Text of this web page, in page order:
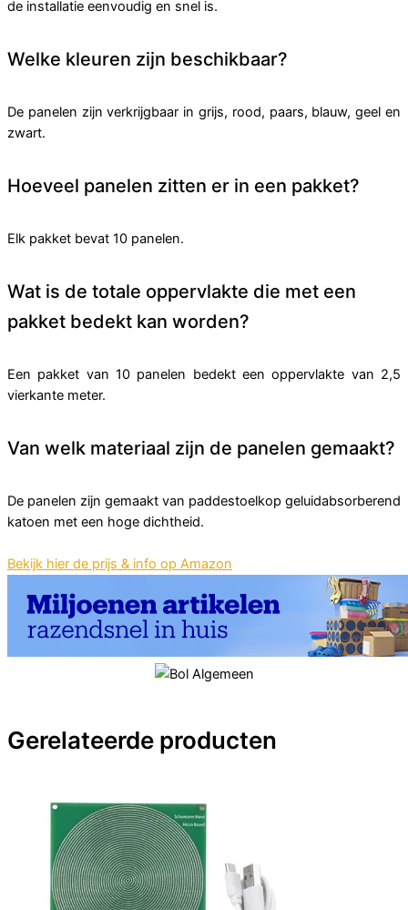
de installatie eenvoudig en snel is.
Welke kleuren zijn beschikbaar?
De panelen zijn verkrijgbaar in grijs, rood, paars, blauw, geel en
zwart.
Hoeveel panelen zitten er in een pakket?
Elk pakket bevat 10 panelen.
Wat is de totale oppervlakte die met een
pakket bedekt kan worden?
Een pakket van 10 panelen bedekt een oppervlakte van 2,5
vierkante meter.
Van welk materiaal zijn de panelen gemaakt?
De panelen zijn gemaakt van paddestoelkop geluidabsorberend
katoen met een hoge dichtheid.
Bekijk hier de prijs & info op Amazon
Gerelateerde producten